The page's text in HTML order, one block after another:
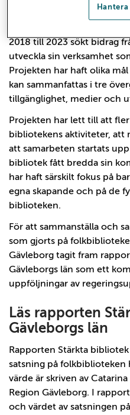
deras effekter för länets
2018 till 2023 sökt bidrag
utveckla sin verksamhet
Projekten har haft olika
kan sammanfattas i tre
tillgänglighet, medier och
Projekten har lett till att
bibliotekens aktiviteter, att
att samarbeten startats
bibliotek fått bredda sin
har haft särskilt fokus på
egna skapande och på de
biblioteken.
För att sammanställa och
som gjorts på
Gävleborg tagit fram
Gävleborgs län som ett
uppföljningar av
Läs rapporten
Gävleborgs län
Rapporten Stärkta
satsning på folkbiblioteken
värde är skriven av
Region Gävleborg. I
och värdet av satsningen